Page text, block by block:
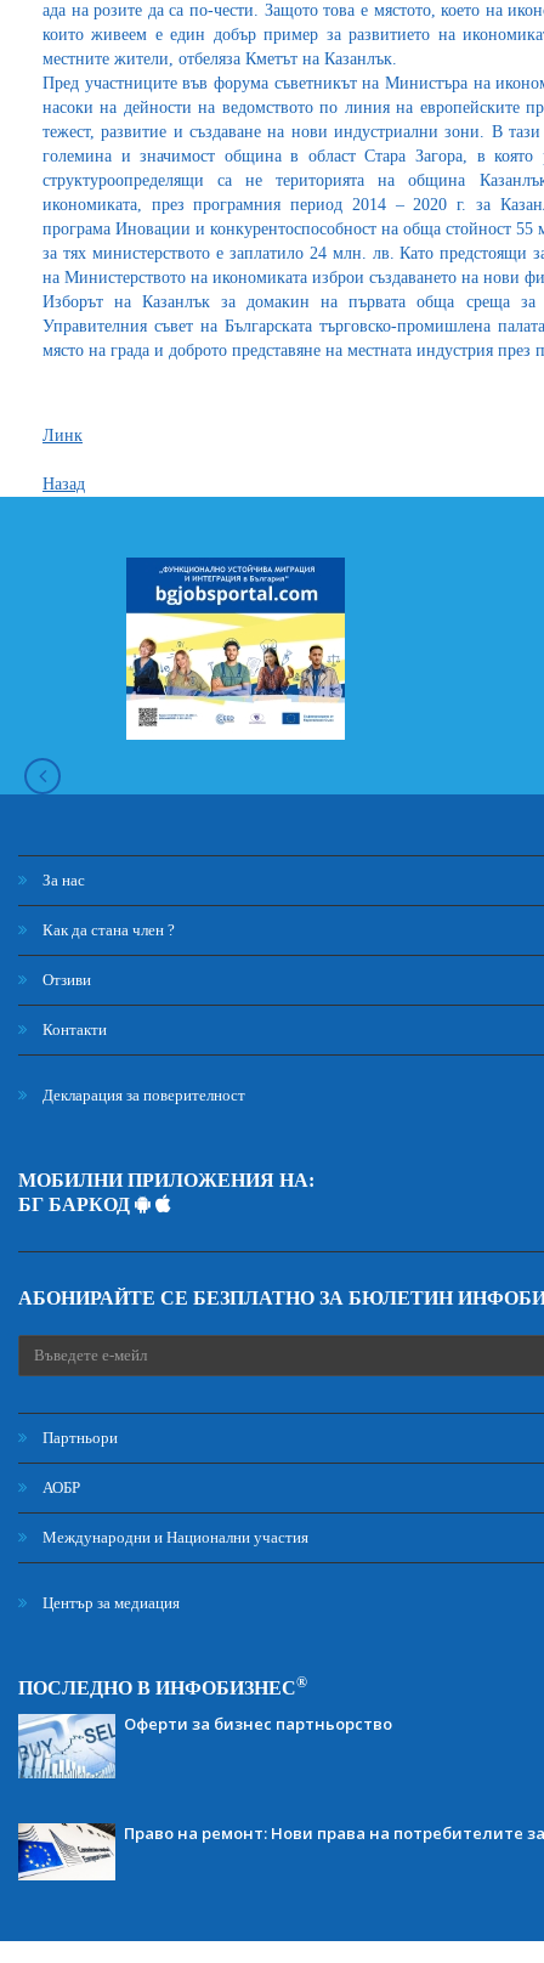
ада на розите да са по-чести. Защото това е мястото, което на
които живеем е един добър пример за развитието на
местните жители, отбеляза Кметът на Казанлък.
Пред участниците във форума съветникът на Министъра на
насоки на дейности на ведомството по линия на европейските
тежест, развитие и създаване на нови индустриални зони. В
големина и значимост община в област Стара Загора, в
структуроопределящи са не територията на община
икономиката, през програмния период 2014 – 2020 г. за
програма Иновации и конкурентоспособност на обща стойност
за тях министерството е заплатило 24 млн. лв. Като предстоящи
на Министерството на икономиката изброи създаването на нови
Изборът на Казанлък за домакин на първата обща среща за
Управителния съвет на Българската търговско-промишлена
място на града и доброто представяне на местната индустрия през
Линк
Назад
За нас
Как да стана член ?
Отзиви
Контакти
Декларация за поверителност
МОБИЛНИ ПРИЛОЖЕНИЯ НА:
БГ БАРКОД
АБОНИРАЙТЕ СЕ БЕЗПЛАТНО ЗА БЮЛЕТИН
Партньори
АОБР
Международни и Национални участия
Център за медиация
ПОСЛЕДНО В ИНФОБИЗНЕС®
Оферти за бизнес партньорство
Право на ремонт: Нови права на потребителите